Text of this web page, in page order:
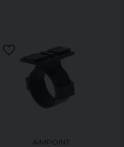
AIMPOINT